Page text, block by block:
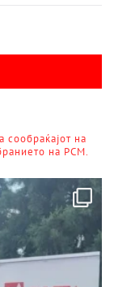
сообраќајот на
на РСМ.